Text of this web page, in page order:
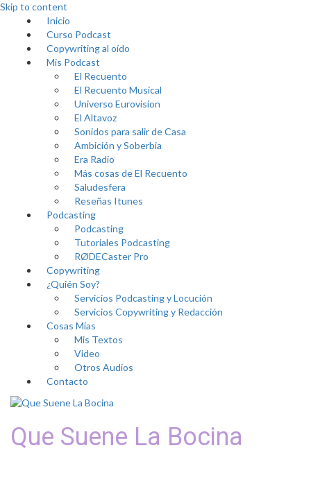
Skip to content
Inicio
Curso Podcast
Copywriting al oído
Mis Podcast
El Recuento
El Recuento Musical
Universo Eurovision
El Altavoz
Sonidos para salir de Casa
Ambición y Soberbia
Era Radio
Más cosas de El Recuento
Saludesfera
Reseñas Itunes
Podcasting
Podcasting
Tutoriales Podcasting
RØDECaster Pro
Copywriting
¿Quién Soy?
Servicios Podcasting y Locución
Servicios Copywriting y Redacción
Cosas Mías
Mis Textos
Video
Otros Audios
Contacto
Que Suene La Bocina